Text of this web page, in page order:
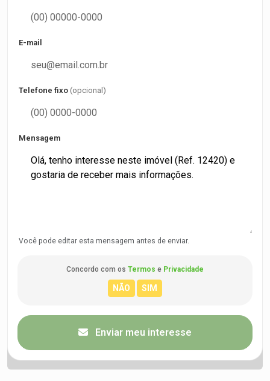
E-mail
Telefone fixo (opcional)
Mensagem
Você pode editar esta mensagem antes de enviar.
Concordo com os Termos e Privacidade
Enviar meu interesse